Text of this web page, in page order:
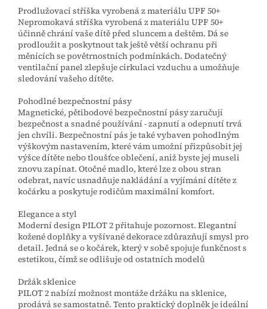
Prodlužovací stříška vyrobená z materiálu UPF 50+
Nepromokavá stříška vyrobená z materiálu UPF 50+
účinně chrání vaše dítě před sluncem a deštěm. Dá se
prodloužit a poskytnout tak ještě větší ochranu při
měnících se povětrnostních podmínkách. Dodatečný
ventilační panel zlepšuje cirkulaci vzduchu a umožňuje
sledování vašeho dítěte.
Pohodlné bezpečnostní pásy
Magnetické, pětibodové bezpečnostní pásy zaručují
bezpečnost a snadné používání - zapnutí a odepnutí trvá
jen chvíli. Bezpečnostní pás je také vybaven pohodlným
výškovým nastavením, které vám umožní přizpůsobit jej
výšce dítěte nebo tloušťce oblečení, aniž byste jej museli
znovu zapínat. Otočné madlo, které lze z obou stran
odebrat, navíc usnadňuje nakládání a vyjímání dítěte z
kočárku a poskytuje rodičům maximální komfort.
Elegance a styl
Moderní design PILOT 2 přitahuje pozornost. Elegantní
kožené doplňky a vyšívané dekorace zdůrazňují smysl pro
detail. Jedná se o kočárek, který v sobě spojuje funkčnost s
estetikou, čímž se odlišuje od ostatních modelů
Držák sklenice
PILOT 2 nabízí možnost montáže držáku na sklenice,
prodává se samostatně. Tento praktický doplněk je ideální